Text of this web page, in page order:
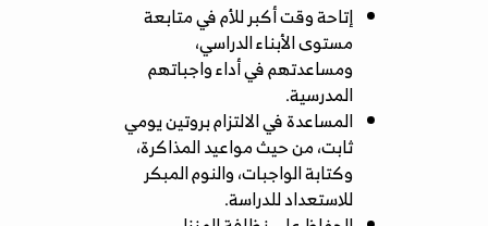
إتاحة وقت أكبر للأم في متابعة
مستوى الأبناء الدراسي،
ومساعدتهم في أداء واجباتهم
المدرسية.
المساعدة في الالتزام بروتين يومي
ثابت، من حيث مواعيد المذاكرة،
وكتابة الواجبات، والنوم المبكر
للاستعداد للدراسة.